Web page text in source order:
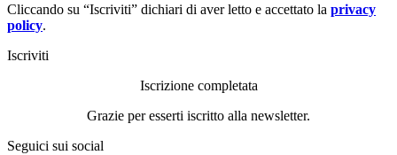
Cliccando su “Iscriviti” dichiari di aver letto e accettato la privacy
policy.
Iscriviti
Iscrizione completata
Grazie per esserti iscritto alla newsletter.
Seguici sui social